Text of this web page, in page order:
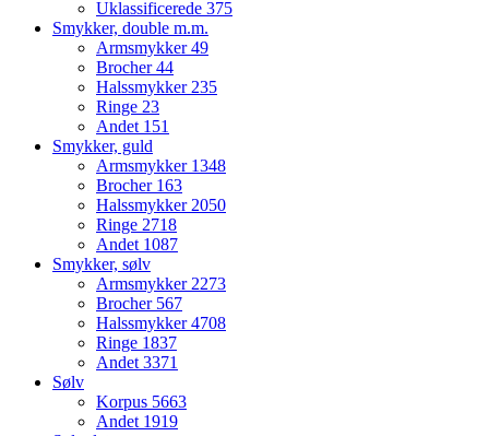
Uklassificerede 375
Smykker, double m.m.
Armsmykker49
Brocher44
Halssmykker235
Ringe 23
Andet 151
Smykker, guld
Armsmykker 1348
Brocher 163
Halssmykker2050
Ringe 2718
Andet 1087
Smykker, sølv
Armsmykker2273
Brocher 567
Halssmykker4708
Ringe 1837
Andet3371
Sølv
Korpus 5663
Andet 1919